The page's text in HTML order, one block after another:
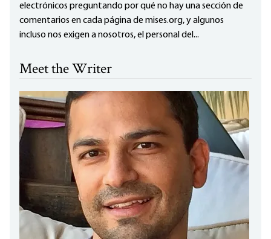
electrónicos preguntando por qué no hay una sección de
comentarios en cada página de mises.org, y algunos
incluso nos exigen a nosotros, el personal del...
Meet the Writer